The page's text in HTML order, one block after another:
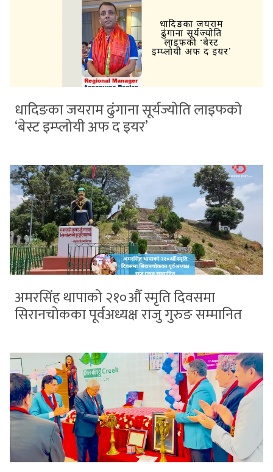
धादिङका जयराम ढुंगाना सूर्यज्योति लाइफको
‘बेस्ट इम्प्लोयी अफ द इयर’
अमरसिंह थापाको २१०औँ स्मृति दिवसमा
सिरानचोकका पूर्वअध्यक्ष राजु गुरुङ सम्मानित